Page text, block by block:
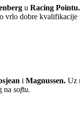
u Racing Pointu.
vrlo dobre kvalifikacije
i Magnussen. Uz
na softu.